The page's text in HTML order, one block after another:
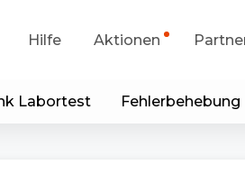
Hilfe Aktionen
Sonderangebot
Labortest Fehlerbehebung